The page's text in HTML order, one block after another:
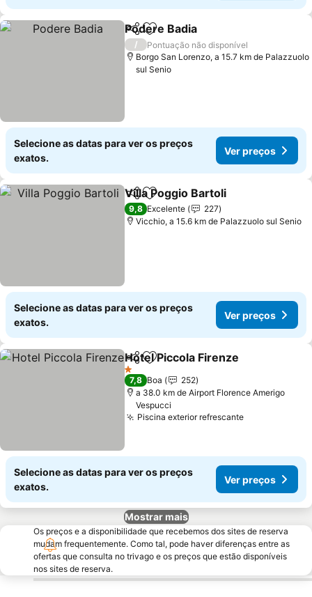
PartilharAdicionar aos favoritos
Podere Badia
/
Pontuação não disponível
Borgo San Lorenzo, a 15.7 km de Palazzuolo
sul Senio
Selecione as datas para ver os preços
exatos.
Ver preços
PartilharAdicionar aos favoritos
Villa Poggio Bartoli
9,8 Excelente
227
Vicchio, a 15.6 km de Palazzuolo sul Senio
Selecione as datas para ver os preços
exatos.
Ver preços
PartilharAdicionar aos favoritos
Hotel Piccola Firenze
1 Estrelas
7,8 Boa
252
a 38.0 km de Airport Florence Amerigo
Vespucci
Piscina exterior refrescanteVer preços
Selecione as datas para ver os preços
exatos.
Ver preços
Mostrar mais
Os preços e a disponibilidade que recebemos dos sites de reserva
mudam frequentemente. Como tal, pode haver diferenças entre as
ofertas que consulta no trivago e os preços que estão disponíveis
nos sites de reserva.